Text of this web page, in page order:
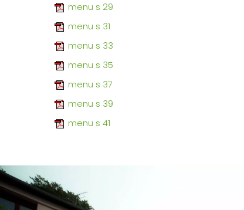
menu s 29
menu s 31
menu s 33
menu s 35
menu s 37
menu s 39
menu s 41